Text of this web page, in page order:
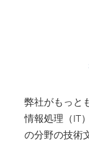
弊社がもっと
情報処理（IT
の分野の技術